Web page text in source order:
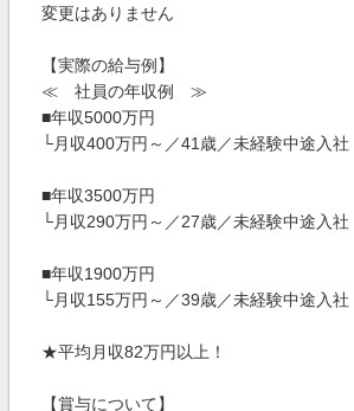
変更はありません
【実際の給与例】
≪ 社員の年収例 ≫
■年収5000万円
└月収400万円～／41歳／未経験中途入社
■年収3500万円
└月収290万円～／27歳／未経験中途入社
■年収1900万円
└月収155万円～／39歳／未経験中途入社
★平均月収82万円以上！
【賞与について】